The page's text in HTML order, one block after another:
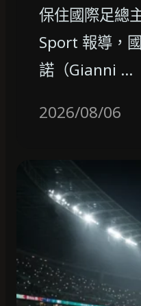
保住國際足總
Sport 報導，
諾（Gianni …
2026/08/06